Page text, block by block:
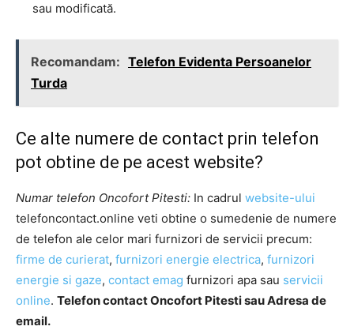
sau modificată.
Recomandam: Telefon Evidenta Persoanelor
Turda
Ce alte numere de contact prin telefon
pot obtine de pe acest website?
Numar telefon Oncofort Pitesti: In cadrul website-ului
telefoncontact.online veti obtine o sumedenie de numere
de telefon ale celor mari furnizori de servicii precum:
firme de curierat, furnizori energie electrica, furnizori
energie si gaze, contact emag furnizori apa sau servicii
online. Telefon contact Oncofort Pitesti sau Adresa de
email.